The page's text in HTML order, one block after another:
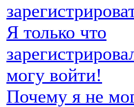
Я только что
могу войти!
Почему я не